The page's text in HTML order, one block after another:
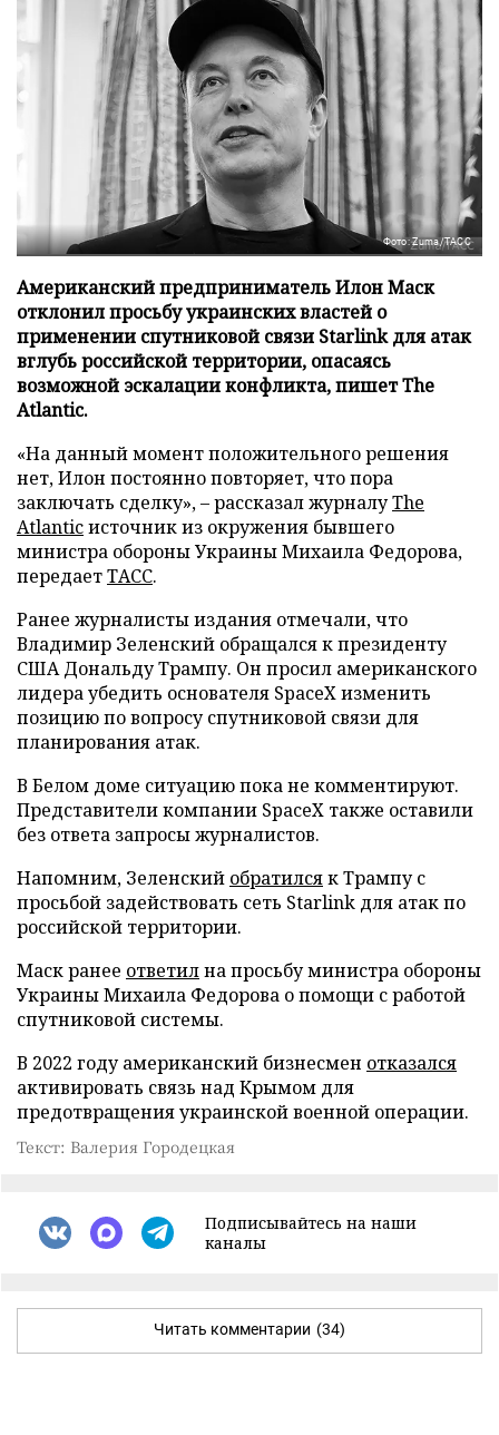
Фото: Zuma/ТАСС
Американский предприниматель Илон Маск
отклонил просьбу украинских властей о
применении спутниковой связи Starlink для атак
вглубь российской территории, опасаясь
возможной эскалации конфликта, пишет The
Atlantic.
«На данный момент положительного решения
нет, Илон постоянно повторяет, что пора
заключать сделку», – рассказал журналуThe
Atlanticисточник из окружения бывшего
министра обороны Украины Михаила Федорова,
передаетТАСС.
Ранее журналисты издания отмечали, что
Владимир Зеленский обращался к президенту
США Дональду Трампу. Он просил американского
лидера убедить основателя SpaceX изменить
позицию по вопросу спутниковой связи для
планирования атак.
В Белом доме ситуацию пока не комментируют.
Представители компании SpaceX также оставили
без ответа запросы журналистов.
Напомним, Зеленский обратилсяк Трампу с
просьбой задействовать сеть Starlink для атак по
российской территории.
Маск ранее ответилна просьбу министра обороны
Украины Михаила Федорова о помощи с работой
спутниковой системы.
В 2022 году американский бизнесмен отказался
активировать связь над Крымом для
предотвращения украинской военной операции.
Текст: Валерия Городецкая
Подписывайтесь на наши
каналы
Читать комментарии (34)